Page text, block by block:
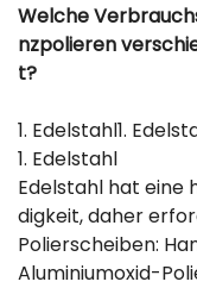
Welche
nzpolieren
t?
1. Edelstahl1.
1. Edelstahl
Edelstahl hat eine
digkeit, daher
Polierscheiben:
Aluminiumoxid-